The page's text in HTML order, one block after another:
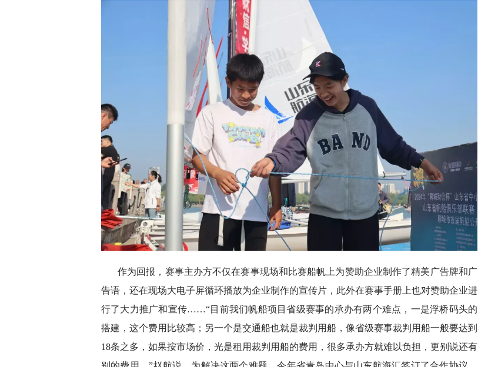
作为回报，赛事主办方不仅在赛事现场和比赛船帆上为赞助企业制作了精美广告牌和广
告语，还在现场大电子屏循环播放为企业制作的宣传片，此外在赛事手册上也对赞助企业进
行了大力推广和宣传……“目前我们帆船项目省级赛事的承办有两个难点，一是浮桥码头的
搭建，这个费用比较高；另一个是交通船也就是裁判用船，像省级赛事裁判用船一般要达到
18条之多，如果按市场价，光是租用裁判用船的费用，很多承办方就难以负担，更别说还有